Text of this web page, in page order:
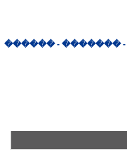
-
�������
-
������